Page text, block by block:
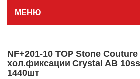
МЕНЮ
NF+201-10 TOP Stone
хол.фиксации Crystal AB
1440шт